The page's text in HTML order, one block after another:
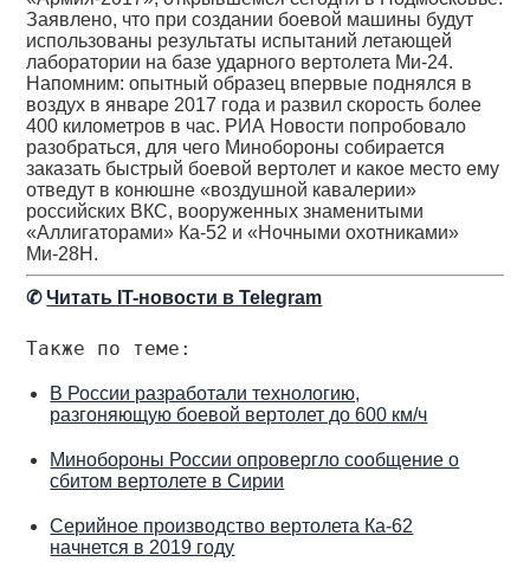
Заявлено, что при создании боевой машины будут
использованы результаты испытаний летающей
лаборатории на базе ударного вертолета Ми-24.
Напомним: опытный образец впервые поднялся в
воздух в январе 2017 года и развил скорость более
400 километров в час. РИА Новости попробовало
разобраться, для чего Минобороны собирается
заказать быстрый боевой вертолет и какое место ему
отведут в конюшне «воздушной кавалерии»
российских ВКС, вооруженных знаменитыми
«Аллигаторами» Ка-52 и «Ночными охотниками»
Ми-28Н.
✆Читать IT-новости в Telegram
Также по теме:
В России разработали технологию,
разгоняющую боевой вертолет до 600 км/ч
Минобороны России опровергло сообщение о
сбитом вертолете в Сирии
Серийное производство вертолета Ка-62
начнется в 2019 году